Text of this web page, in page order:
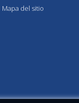
Mapa del sitio